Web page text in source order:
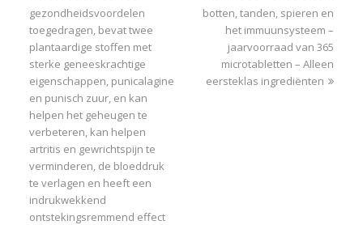
gezondheidsvoordelen
toegedragen, bevat twee
plantaardige stoffen met
sterke geneeskrachtige
eigenschappen, punicalagine
en punisch zuur, en kan
helpen het geheugen te
verbeteren, kan helpen
artritis en gewrichtspijn te
verminderen, de bloeddruk
te verlagen en heeft een
indrukwekkend
ontstekingsremmend effect
botten, tanden, spieren en
het immuunsysteem –
jaarvoorraad van 365
microtabletten – Alleen
eersteklas ingrediënten